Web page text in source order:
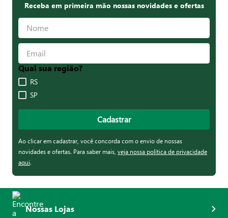
Receba em primeira mão nossas novidades e ofertas
Qual sua região?
RS
SP
Cadastrar
Ao clicar em cadastrar, você concorda com o envio de nossas
novidades e ofertas. Para saber mais, veja nossa política de privacidade
aqui.
Nossas Lojas